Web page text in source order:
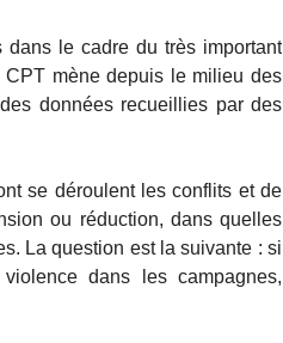
dans le cadre du très important
mène depuis le milieu des
données recueillies par des
se déroulent les conflits et de
ou réduction, dans quelles
La question est la suivante : si
dans les campagnes,